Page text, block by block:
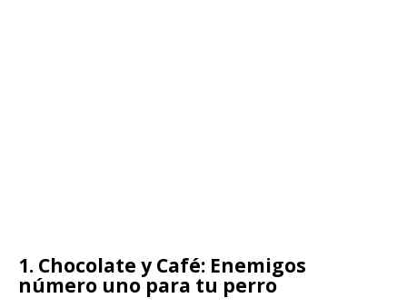
1. Chocolate y Café: Enemigos
número uno para tu perro